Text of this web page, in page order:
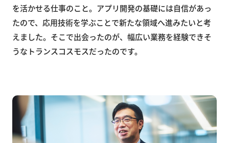
を活かせる仕事のこと。アプリ開発の基礎には自信があっ
たので、応用技術を学ぶことで新たな領域へ進みたいと考
えました。そこで出会ったのが、幅広い業務を経験できそ
うなトランスコスモスだったのです。